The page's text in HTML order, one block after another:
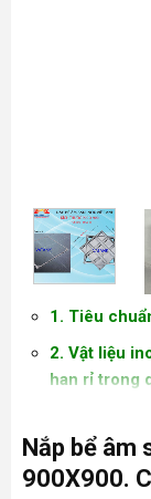
1. Tiêu
2. Vật liệu
han rỉ trong
3. Gioăng
nguồn nước.
4. Chống
Nắp bể âm
900X900.